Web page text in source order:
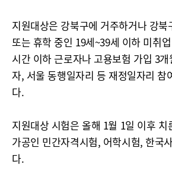
지원대상은 강북구에 거주하거나 강
또는 휴학 중인 19세~39세 이하 미취
시간 이하 근로자나 고용보험 가입 3
자, 서울 동행일자리 등 재정일자리 참
다.
지원대상 시험은 올해 1월 1일 이후 치
가공인 민간자격시험, 어학시험, 한국
다.